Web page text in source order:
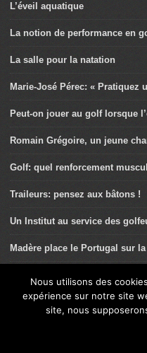
L’éveil aquatique
La notion de performance en
La salle pour la natation
Marie-José Pérec: « Pratiquez
Peut-on jouer au golf lorsque
Romain Grégoire, un jeune
Golf: quel renforcement
Traileurs: pensez aux bâtons !
Un Institut au service des
Madère place le Portugal sur
Axel Carion, explorateur
Du bon usage du Vélo à
Nous utilisons des
expérience sur notre site
site, nous